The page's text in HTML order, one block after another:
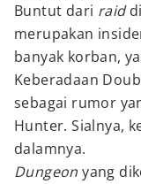
Buntut dari raiddi
merupakan
banyak korban,
Keberadaan
sebagai rumor
Hunter. Sialnya,
dalamnya.
Dungeonyang